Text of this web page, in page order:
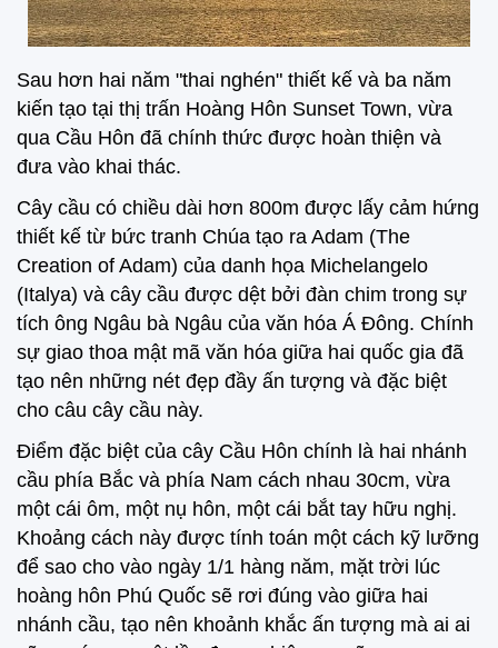
Sau hơn hai năm "thai nghén" thiết kế và ba năm
kiến tạo tại thị trấn Hoàng Hôn Sunset Town, vừa
qua Cầu Hôn đã chính thức được hoàn thiện và
đưa vào khai thác.
Cây cầu có chiều dài hơn 800m được lấy cảm hứng
thiết kế từ bức tranh Chúa tạo ra Adam (The
Creation of Adam) của danh họa Michelangelo
(Italya) và cây cầu được dệt bởi đàn chim trong sự
tích ông Ngâu bà Ngâu của văn hóa Á Đông. Chính
sự giao thoa mật mã văn hóa giữa hai quốc gia đã
tạo nên những nét đẹp đầy ấn tượng và đặc biệt
cho câu cây cầu này.
Điểm đặc biệt của cây Cầu Hôn chính là hai nhánh
cầu phía Bắc và phía Nam cách nhau 30cm, vừa
một cái ôm, một nụ hôn, một cái bắt tay hữu nghị.
Khoảng cách này được tính toán một cách kỹ lưỡng
để sao cho vào ngày 1/1 hàng năm, mặt trời lúc
hoàng hôn Phú Quốc sẽ rơi đúng vào giữa hai
nhánh cầu, tạo nên khoảnh khắc ấn tượng mà ai ai